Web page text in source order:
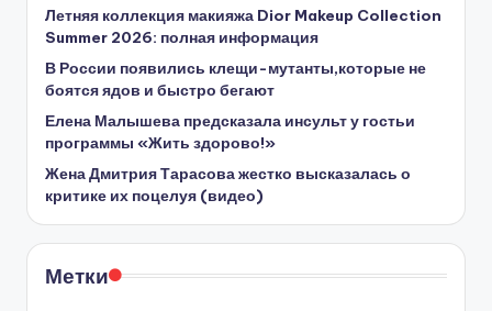
Летняя коллекция макияжа Dior Makeup Collection
Summer 2026: полная информация
В России появились клещи-мутанты,которые не
боятся ядов и быстро бегают
Елена Малышева предсказала инсульт у гостьи
программы «Жить здорово!»
Жена Дмитрия Тарасова жестко высказалась о
критике их поцелуя (видео)
Метки